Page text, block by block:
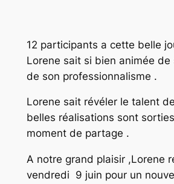
12 participants a cette belle
Lorene sait si bien animée
de son professionnalisme .
Lorene sait révéler le talent
belles réalisations sont
moment de partage .
A notre grand plaisir ,Lorene
vendredi 9 juin pour un